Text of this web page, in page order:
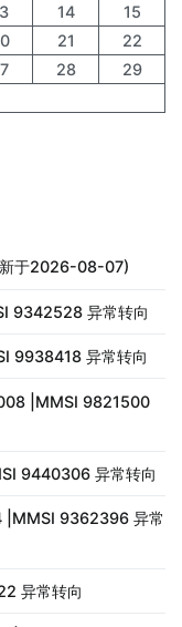
14
15
21
22
28
29
新于2026-08-07)
9342528 异常转向
9938418 异常转向
|MMSI 9821500
9440306 异常转向
|MMSI 9362396 异常
异常转向